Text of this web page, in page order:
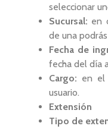
seleccionar
Sucursal: en
de una
Fecha de
fecha del día
Cargo: en el
usuario.
Extensión
Tipo de